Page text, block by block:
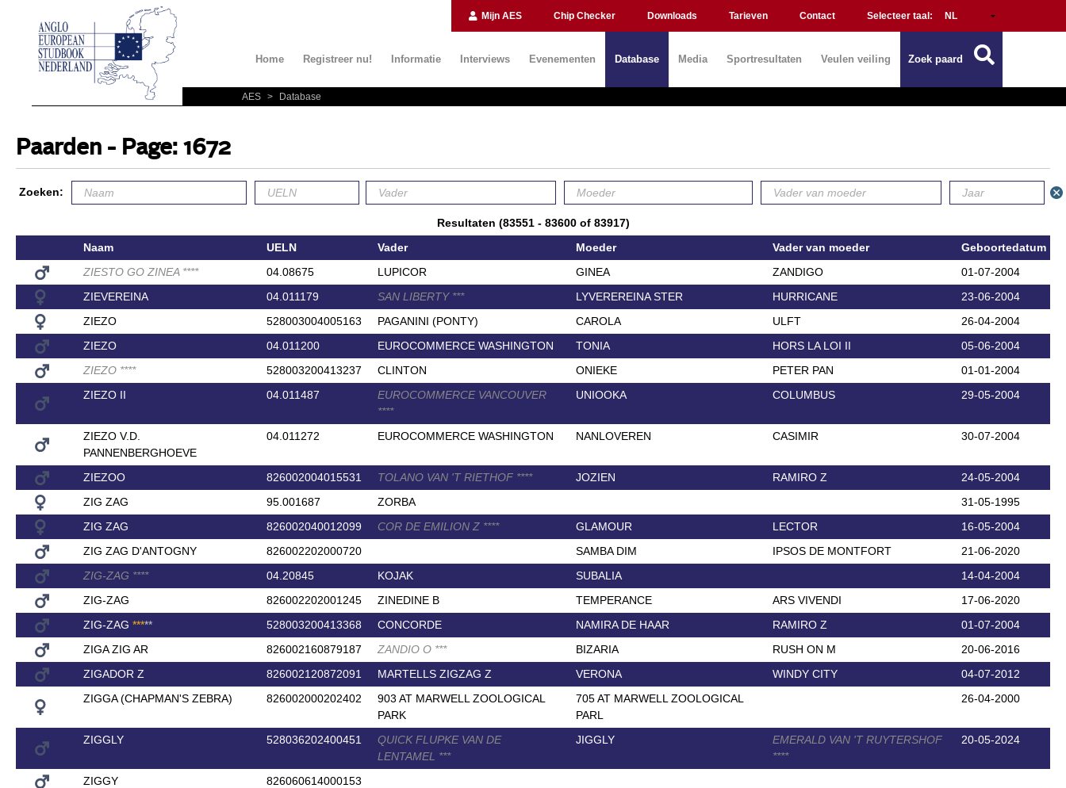
Mijn AES Chip Checker Downloads Tarieven Contact Selecteer taal:
Home Registreer nu! Informatie Interviews Evenementen Database Media Sportresultaten Veulen veiling Zoek paard
AES > Database
Paarden - Page: 1672
Zoeken:
Resultaten (83551 - 83600 of 83917)
Naam
UELN Vader Moeder Vader van moeder
Geboortedatum
ZIESTO GO ZINEA **** 04.08675 LUPICOR GINEA ZANDIGO
01-07-2004
ZIEVEREINA
04.011179 SAN LIBERTY *** LYVEREREINA STER HURRICANE
23-06-2004
ZIEZO
528003004005163 PAGANINI (PONTY) CAROLA ULFT
26-04-2004
ZIEZO
04.011200 EUROCOMMERCE WASHINGTON TONIA HORS LA LOI II
05-06-2004
ZIEZO **** 528003200413237 CLINTON ONIEKE PETER PAN
01-01-2004
ZIEZO II
04.011487
EUROCOMMERCE VANCOUVER
****
UNIOOKA COLUMBUS 29-05-2004
ZIEZO V.D.
PANNENBERGHOEVE
04.011272 EUROCOMMERCE WASHINGTON NANLOVEREN CASIMIR 30-07-2004
ZIEZOO 826002004015531 TOLANO VAN 'T RIETHOF **** JOZIEN RAMIRO Z
24-05-2004
ZIG ZAG
95.001687 ZORBA
31-05-1995
ZIG ZAG
826002040012099 COR DE EMILION Z **** GLAMOUR LECTOR
16-05-2004
ZIG ZAG D'ANTOGNY
826002202000720 SAMBA DIM IPSOS DE MONTFORT
21-06-2020
ZIG-ZAG **** 04.20845 KOJAK SUBALIA
14-04-2004
ZIG-ZAG
826002202001245 ZINEDINE B TEMPERANCE ARS VIVENDI
17-06-2020
ZIG-ZAG ***** 528003200413368 CONCORDE NAMIRA DE HAAR RAMIRO Z
01-07-2004
ZIGA ZIG AR
826002160879187 ZANDIO O *** BIZARIA RUSH ON M
20-06-2016
ZIGADOR Z
826002120872091 MARTELLS ZIGZAG Z VERONA WINDY CITY
04-07-2012
ZIGGA (CHAPMAN'S ZEBRA)
826002000202402
903 AT MARWELL ZOOLOGICAL
PARK
705 AT MARWELL ZOOLOGICAL
PARL
26-04-2000
ZIGGLY 528036202400451
QUICK FLUPKE VAN DE
LENTAMEL ***
JIGGLY
EMERALD VAN 'T RUYTERSHOF
****
20-05-2024
ZIGGY
826060614000153